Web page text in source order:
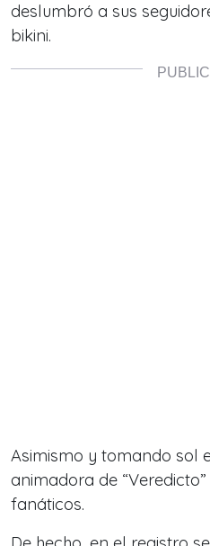
deslumbró a sus
bikini.
Asimismo y tomando sol
animadora de “Veredicto”
fanáticos.